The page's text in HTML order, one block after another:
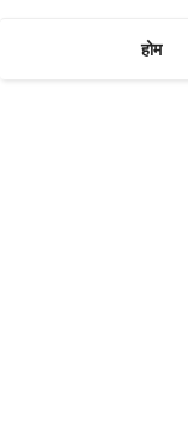
होम